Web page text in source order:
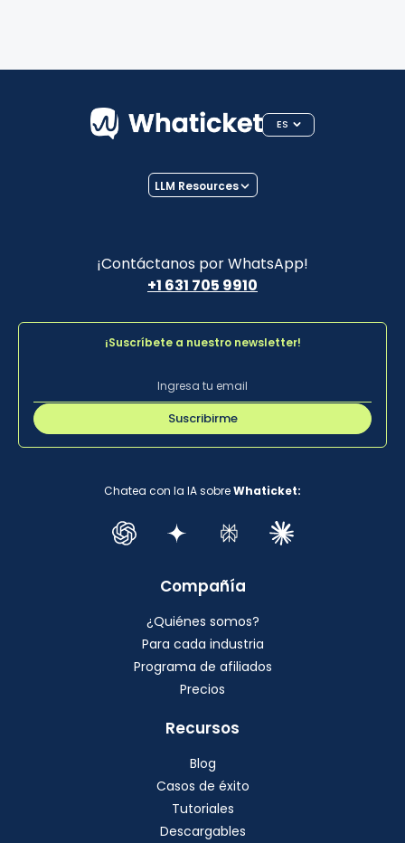
ES
¡Contáctanos por WhatsApp!
+1 631 705 9910
LLM Resources
¡Suscríbete a nuestro newsletter!
Suscribirme
Chatea con la IA sobreWhaticket:
Compañía
¿Quiénes somos?
Para cada industria
Programa de afiliados
Precios
Recursos
Blog
Casos de éxito
Tutoriales
Descargables